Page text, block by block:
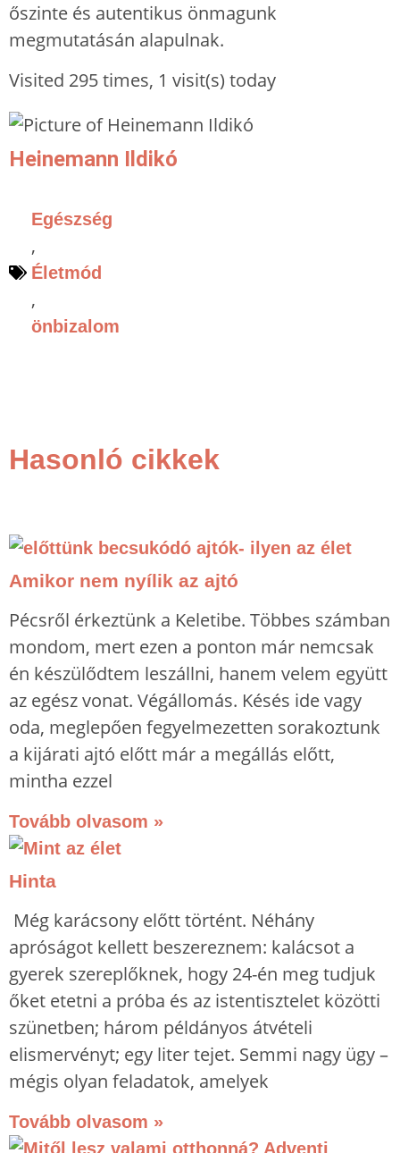
őszinte és autentikus önmagunk
megmutatásán alapulnak.
Visited 295 times, 1 visit(s) today
Heinemann Ildikó
Egészség
,
Életmód
,
önbizalom
Hasonló cikkek
Amikor nem nyílik az ajtó
Pécsről érkeztünk a Keletibe. Többes számban
mondom, mert ezen a ponton már nemcsak
én készülődtem leszállni, hanem velem együtt
az egész vonat. Végállomás. Késés ide vagy
oda, meglepően fegyelmezetten sorakoztunk
a kijárati ajtó előtt már a megállás előtt,
mintha ezzel
Tovább olvasom »
Hinta
Még karácsony előtt történt. Néhány
apróságot kellett beszereznem: kalácsot a
gyerek szereplőknek, hogy 24-én meg tudjuk
őket etetni a próba és az istentisztelet közötti
szünetben; három példányos átvételi
elismervényt; egy liter tejet. Semmi nagy ügy –
mégis olyan feladatok, amelyek
Tovább olvasom »